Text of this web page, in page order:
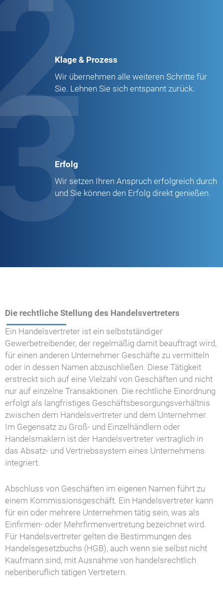
Klage & Prozess
Wir übernehmen alle weiteren Schritte für
Sie. Lehnen Sie sich entspannt zurück.
Erfolg
Wir setzen Ihren Anspruch erfolgreich durch
und Sie können den Erfolg direkt genießen.
Die rechtliche Stellung des Handelsvertreters
Ein Handelsvertreter ist ein selbstständiger
Gewerbetreibender, der regelmäßig damit beauftragt wird,
für einen anderen Unternehmer Geschäfte zu vermitteln
oder in dessen Namen abzuschließen. Diese Tätigkeit
erstreckt sich auf eine Vielzahl von Geschäften und nicht
nur auf einzelne Transaktionen. Die rechtliche Einordnung
erfolgt als langfristiges Geschäftsbesorgungsverhältnis
zwischen dem Handelsvertreter und dem Unternehmer.
Im Gegensatz zu Groß- und Einzelhändlern oder
Handelsmaklern ist der Handelsvertreter vertraglich in
das Absatz- und Vertriebssystem eines Unternehmens
integriert.
Abschluss von Geschäften im eigenen Namen führt zu
einem Kommissionsgeschäft. Ein Handelsvertreter kann
für ein oder mehrere Unternehmen tätig sein, was als
Einfirmen- oder Mehrfirmenvertretung bezeichnet wird.
Für Handelsvertreter gelten die Bestimmungen des
Handelsgesetzbuchs (HGB), auch wenn sie selbst nicht
Kaufmann sind, mit Ausnahme von handelsrechtlich
nebenberuflich tätigen Vertretern.